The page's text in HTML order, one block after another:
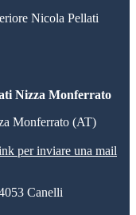
Nicola Pellati
Nizza Monferrato
Monferrato (AT)
per inviare una mail
Canelli